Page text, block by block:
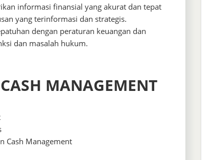
informasi finansial yang akurat dan tepat
yang terinformasi dan strategis.
dengan peraturan keuangan dan
dan masalah hukum.
MANAGEMENT
Cash Management